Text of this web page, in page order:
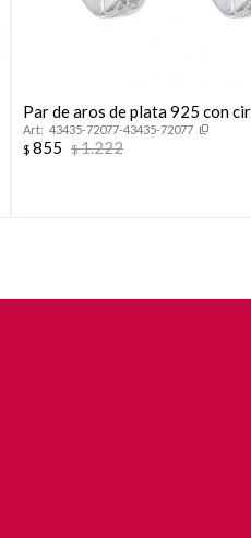
Par de aros de plata 925 con
43435-72077-43435-72077
$ 855 $1.222